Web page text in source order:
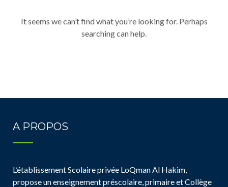
It seems we can’t find what you’re looking for. Perhaps
searching can help.
A PROPOS
L’établissement Scolaire privée LoQman Al Hakim,
propose un enseignement préscolaire, primaire et Collège